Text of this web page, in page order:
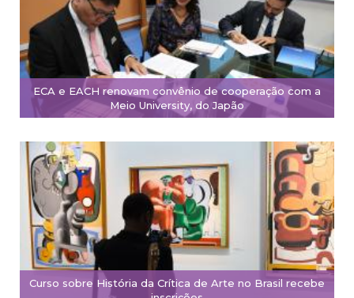
ECA e EACH renovam convênio de cooperação com a
Meio University, do Japão
Curso sobre História da Crítica de Arte no Brasil recebe